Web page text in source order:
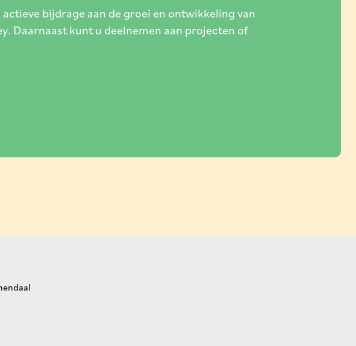
bijdrage aan de groei en ontwikkeling van
Daarnaast kunt u deelnemen aan projecten of